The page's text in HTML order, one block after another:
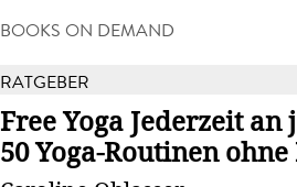
BOOKS ON DEMAND
RATGEBER
Free Yoga Jederzeit an
50 Yoga-Routinen